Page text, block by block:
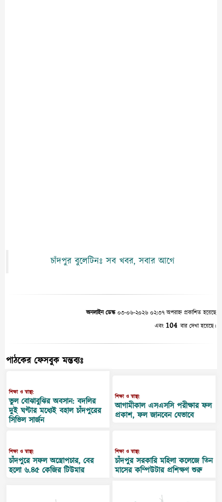
চাঁদপুর বুলেটিনঃ সব খবর, সবার আগে
অনলাইন ডেস্ক০৩-০৬-২০২৬ ০২:৩৭ অপরাহ্ন প্রকাশিত হয়েছে
এবং 104 বার দেখা হয়েছে।
পাঠকের ফেসবুক মন্তব্যঃ
শিক্ষা ও স্বাস্থ্য:
ভুল বোঝাবুঝির অবসান: বদলির
দুই ঘণ্টার মধ্যেই বহাল চাঁদপুরের
সিভিল সার্জন
শিক্ষা ও স্বাস্থ্য:
আগামীকাল এসএসসি পরীক্ষার ফল
প্রকাশ, ফল জানবেন যেভাবে
শিক্ষা ও স্বাস্থ্য:
চাঁদপুরে সফল অস্ত্রোপচার, বের
হলো ৬.৪৫ কেজির টিউমার
শিক্ষা ও স্বাস্থ্য:
চাঁদপুর সরকারি মহিলা কলেজে তিন
মাসের কম্পিউটার প্রশিক্ষণ শুরু